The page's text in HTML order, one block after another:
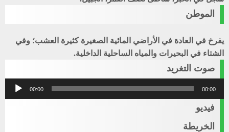
الموطن
يفرخ في العادة في الأراضي المائية الصغيرة كثيرة العشب؛ وفي
الشتاء في البحيرات والمياه الساحلية الداخلية.
صوت التغريد
مشغل
الصوت
00:00 00:00
فيديو
الخريطة